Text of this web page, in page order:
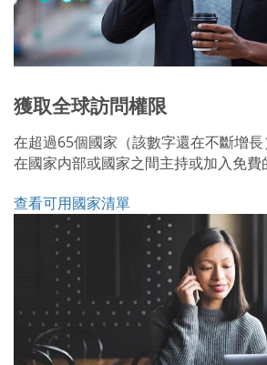
獲取全球訪問權限
在超過65個國家（該數字還在不斷增
在國家内部或國家之間主持或加入免費
查看可用國家清單